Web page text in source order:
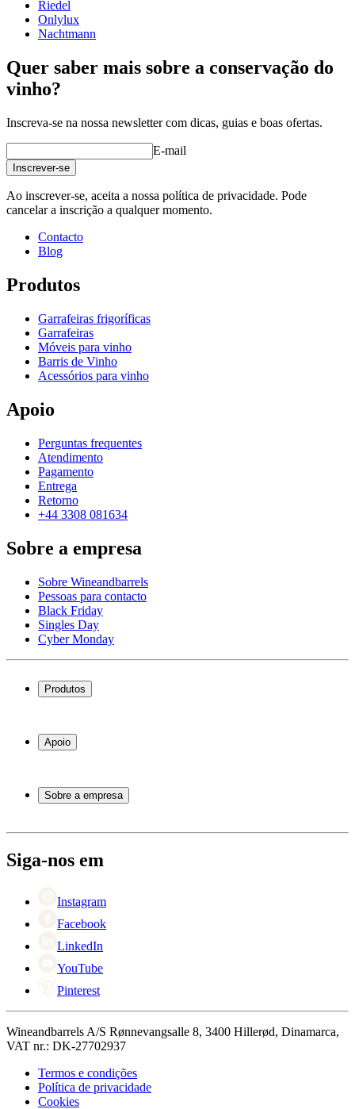
Riedel
Onlylux
Nachtmann
Quer saber mais sobre a conservação do
vinho?
Inscreva-se na nossa newsletter com dicas, guias e boas ofertas.
E-mail
Inscrever-se
Ao inscrever-se, aceita a nossa política de privacidade. Pode
cancelar a inscrição a qualquer momento.
Contacto
Blog
Produtos
Garrafeiras frigoríficas
Garrafeiras
Móveis para vinho
Barris de Vinho
Acessórios para vinho
Apoio
Perguntas frequentes
Atendimento
Pagamento
Entrega
Retorno
+44 3308 081634
Sobre a empresa
Sobre Wineandbarrels
Pessoas para contacto
Black Friday
Singles Day
Cyber Monday
Produtos
Garrafeiras
Móveis para vinho
Apoio
Atendimento
Pagamento
Retorno
Sobre a empresa
Black Friday
Singles Day
Siga-nos em
Instagram
Facebook
LinkedIn
YouTube
Pinterest
Wineandbarrels A/S Rønnevangsalle 8, 3400 Hillerød, Dinamarca,
VAT nr.: DK-27702937
Termos e condições
Política de privacidade
Cookies